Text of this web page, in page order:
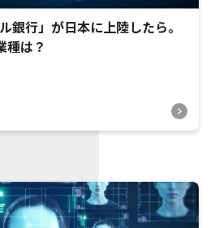
銀行」が日本に上陸したら。
種は？